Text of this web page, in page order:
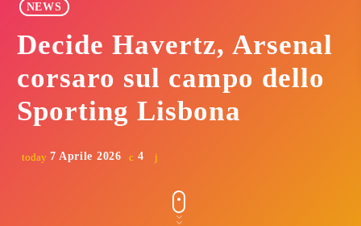
NEWS
Decide Havertz, Arsenal
corsaro sul campo dello
Sporting Lisbona
today 7 Aprile 2026 4